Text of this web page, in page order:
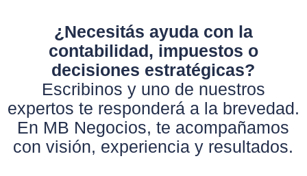
¿Necesitás ayuda con la
contabilidad, impuestos o
decisiones estratégicas?
Escribinos y uno de nuestros
expertos te responderá a la brevedad.
En MB Negocios, te acompañamos
con visión, experiencia y resultados.